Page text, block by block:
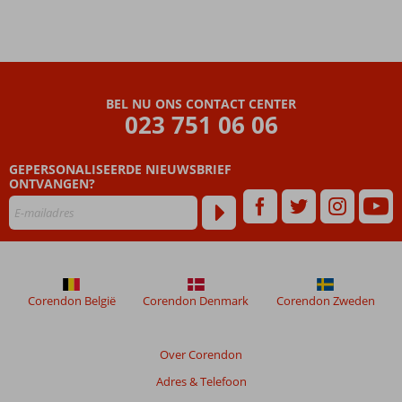
familiekamers
Boordevol
vermaak
en
activiteiten
voor jong
BEL NU ONS CONTACT CENTER
023 751 06 06
GEPERSONALISEERDE NIEUWSBRIEF
ONTVANGEN?
Over Corendon
Adres & Telefoon
Corendon België Corendon Denmark Corendon Zweden